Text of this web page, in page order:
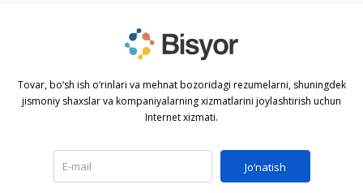
Tovar, bo‘sh ish o‘rinlari va mehnat bozoridagi rezumelarni, shuningdek
jismoniy shaxslar va kompaniyalarning xizmatlarini joylashtirish uchun
Internet xizmati.
Jo‘natish